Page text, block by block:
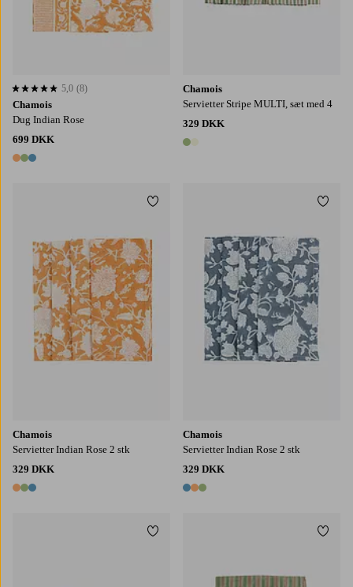
Chamois
Dug Indian Rose
699 DKK
3 farver
5,0 baseret på 8 bedømmelser
5,0 (8)
Chamois
Servietter Stripe MULTI, sæt med 4
329 DKK
2 farver
Chamois
Servietter Indian Rose 2 stk
329 DKK
3 farver
Tilføj til favoritter
Chamois
Servietter Indian Rose 2 stk
329 DKK
3 farver
Tilføj til favoritter